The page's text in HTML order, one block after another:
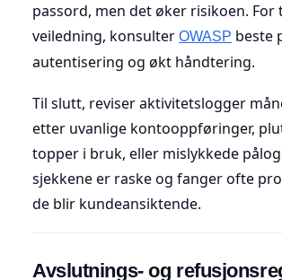
passord, men det øker risikoen. For
veiledning, konsulter OWASP beste
autentisering og økt håndtering.
Til slutt, reviser aktivitetslogger
etter uvanlige kontooppføringer,
topper i bruk, eller mislykkede
sjekkene er raske og fanger ofte
de blir kundeansiktende.
Avslutnings- og